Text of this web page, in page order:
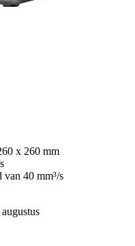
x 260 mm
van 40 mm³/s